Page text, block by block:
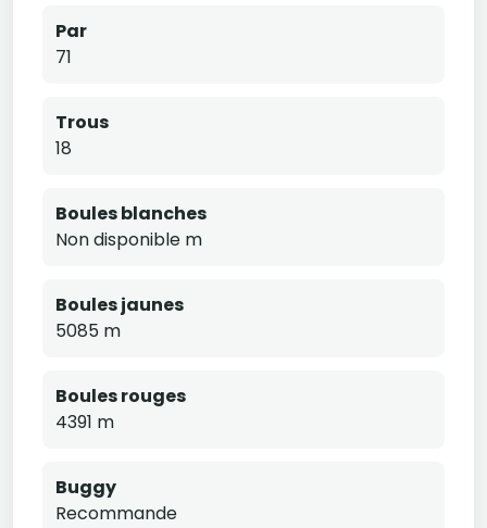
Par
71
Trous
18
Boules blanches
Non disponible m
Boules jaunes
5085 m
Boules rouges
4391 m
Buggy
Recommande